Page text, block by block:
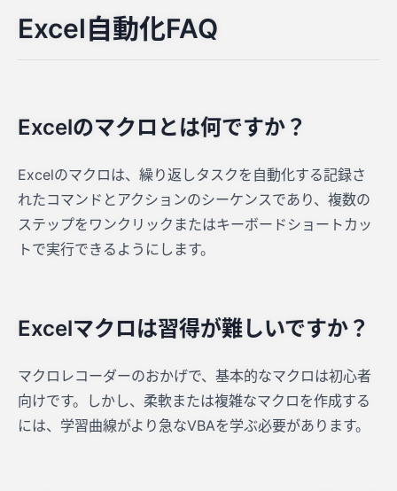
Excel自動化FAQ
Excelのマクロとは何ですか？
Excelのマクロは、繰り返しタスクを自動化する記録さ
れたコマンドとアクションのシーケンスであり、複数の
ステップをワンクリックまたはキーボードショートカッ
トで実行できるようにします。
Excelマクロは習得が難しいですか？
マクロレコーダーのおかげで、基本的なマクロは初心者
向けです。しかし、柔軟または複雑なマクロを作成する
には、学習曲線がより急なVBAを学ぶ必要があります。